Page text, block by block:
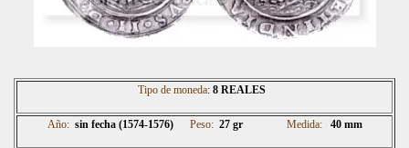
Tipo de moneda: 8 REALES
Año: sin fecha (1574-1576)Peso: 27 gr Medida: 40 mm